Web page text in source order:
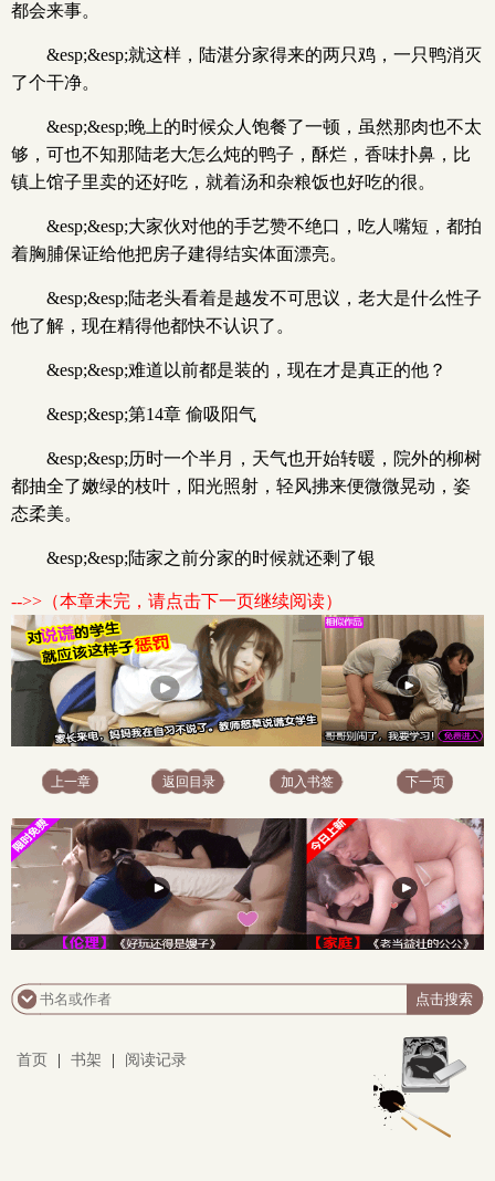
都会来事。
&esp;&esp;就这样，陆湛分家得来的两只鸡，一只鸭消灭
了个干净。
&esp;&esp;晚上的时候众人饱餐了一顿，虽然那肉也不太
够，可也不知那陆老大怎么炖的鸭子，酥烂，香味扑鼻，比
镇上馆子里卖的还好吃，就着汤和杂粮饭也好吃的很。
&esp;&esp;大家伙对他的手艺赞不绝口，吃人嘴短，都拍
着胸脯保证给他把房子建得结实体面漂亮。
&esp;&esp;陆老头看着是越发不可思议，老大是什么性子
他了解，现在精得他都快不认识了。
&esp;&esp;难道以前都是装的，现在才是真正的他？
&esp;&esp;第14章 偷吸阳气
&esp;&esp;历时一个半月，天气也开始转暖，院外的柳树
都抽全了嫩绿的枝叶，阳光照射，轻风拂来便微微晃动，姿
态柔美。
&esp;&esp;陆家之前分家的时候就还剩了银
-->>（本章未完，请点击下一页继续阅读）
上一章 返回目录 加入书签 下一页
首页 书架 阅读记录